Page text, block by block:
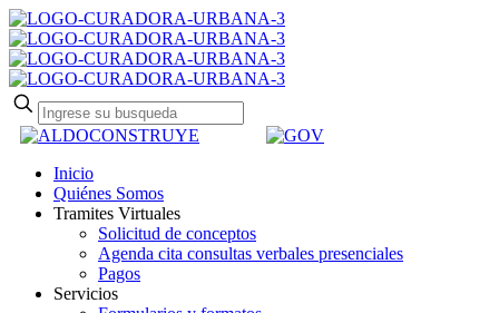
Inicio
Quiénes Somos
Tramites Virtuales
Solicitud de conceptos
Agenda cita consultas verbales presenciales
Pagos
Servicios